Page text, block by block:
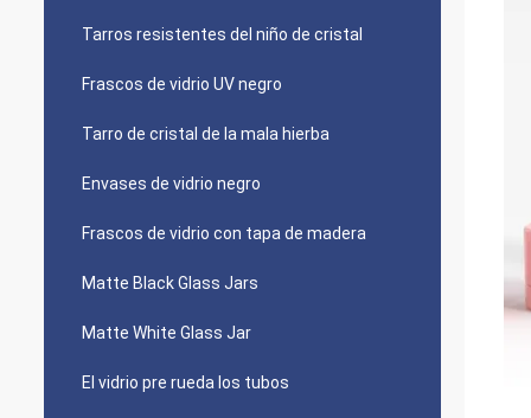
Tarros resistentes del niño de cristal
Frascos de vidrio UV negro
Tarro de cristal de la mala hierba
Envases de vidrio negro
Frascos de vidrio con tapa de madera
Matte Black Glass Jars
Matte White Glass Jar
El vidrio pre rueda los tubos